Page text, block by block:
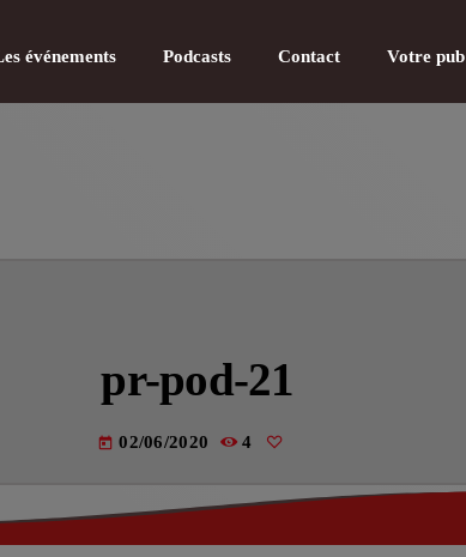
événements Podcasts Contact Votre
pr-pod-21
today 02/06/2020 4